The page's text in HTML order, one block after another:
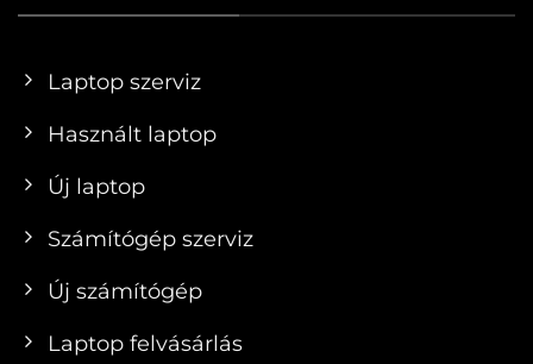
Laptop szerviz
Használt laptop
Új laptop
Számítógép szerviz
Új számítógép
Laptop felvásárlás